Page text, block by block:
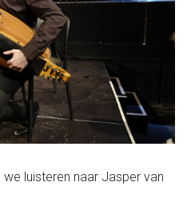
luisteren naar Jasper van